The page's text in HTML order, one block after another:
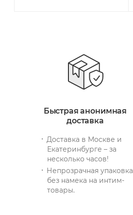
Быстрая анонимная
доставка
Доставка в Москве и
Екатеринбурге – за
несколько часов!
Непрозрачная упаковка
без намека на интим-
товары.